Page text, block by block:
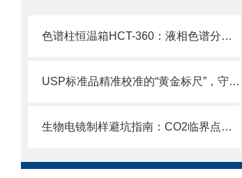
色谱柱恒温箱HCT-360：液相色谱分析的“温度守护神”
USP标准品精准校准的“黄金标尺”，守护分析检测的质量生命线
生物电镜制样避坑指南：CO2临界点干燥仪的标准操作流程与参数控制